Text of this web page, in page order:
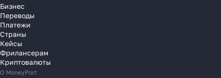
Переводы в Словакию
Переводы в Словению
Переводы в Финляндию
Переводы в Францию
Переводы в Хорватию
Переводы в Черногорию
Бизнес
Переводы
Платежи
Страны
Кейсы
Фрилансерам
Криптовалюты
О MoneyPort